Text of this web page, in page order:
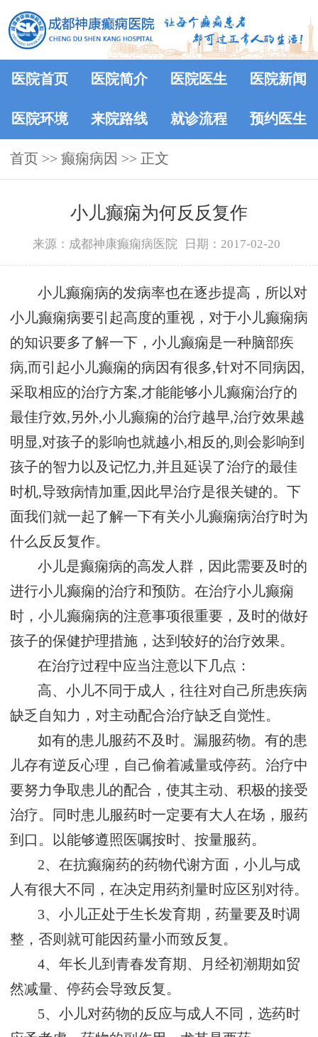
医院首页 医院简介 医院医生 医院新闻
医院环境 来院路线 就诊流程 预约医生
首页 >> 癫痫病因 >> 正文
小儿癫痫为何反反复作
来源：成都神康癫痫病医院 日期：2017-02-20
小儿癫痫病的发病率也在逐步提高，所以对
小儿癫痫病要引起高度的重视，对于小儿癫痫病
的知识要多了解一下，小儿癫痫是一种脑部疾
病,而引起小儿癫痫的病因有很多,针对不同病因,
采取相应的治疗方案,才能能够小儿癫痫治疗的
最佳疗效,另外,小儿癫痫的治疗越早,治疗效果越
明显,对孩子的影响也就越小,相反的,则会影响到
孩子的智力以及记忆力,并且延误了治疗的最佳
时机,导致病情加重,因此早治疗是很关键的。下
面我们就一起了解一下有关小儿癫痫病治疗时为
什么反反复作。
小儿是癫痫病的高发人群，因此需要及时的
进行小儿癫痫的治疗和预防。在治疗小儿癫痫
时，小儿癫痫病的注意事项很重要，及时的做好
孩子的保健护理措施，达到较好的治疗效果。
在治疗过程中应当注意以下几点：
高、小儿不同于成人，往往对自己所患疾病
缺乏自知力，对主动配合治疗缺乏自觉性。
如有的患儿服药不及时。漏服药物。有的患
儿存有逆反心理，自己偷着减量或停药。治疗中
要努力争取患儿的配合，使其主动、积极的接受
治疗。同时患儿服药时一定要有大人在场，服药
到口。以能够遵照医嘱按时、按量服药。
2、在抗癫痫药的药物代谢方面，小儿与成
人有很大不同，在决定用药剂量时应区别对待。
3、小儿正处于生长发育期，药量要及时调
整，否则就可能因药量小而致反复。
4、年长儿到青春发育期、月经初潮期如贸
然减量、停药会导致反复。
5、小儿对药物的反应与成人不同，选药时